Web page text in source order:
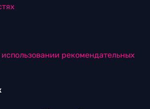
рекомендательных